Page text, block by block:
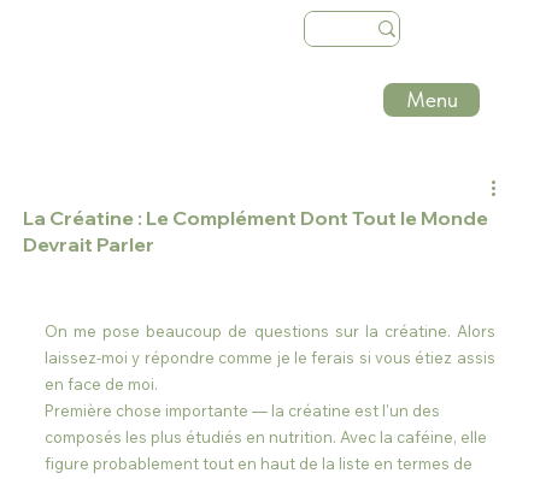
Menu
La Créatine : Le Complément Dont Tout le Monde
Devrait Parler
On me pose beaucoup de questions sur la créatine. Alors
laissez-moi y répondre comme je le ferais si vous étiez assis
en face de moi.
Première chose importante — la créatine est l'un des
composés les plus étudiés en nutrition. Avec la caféine, elle
figure probablement tout en haut de la liste en termes de